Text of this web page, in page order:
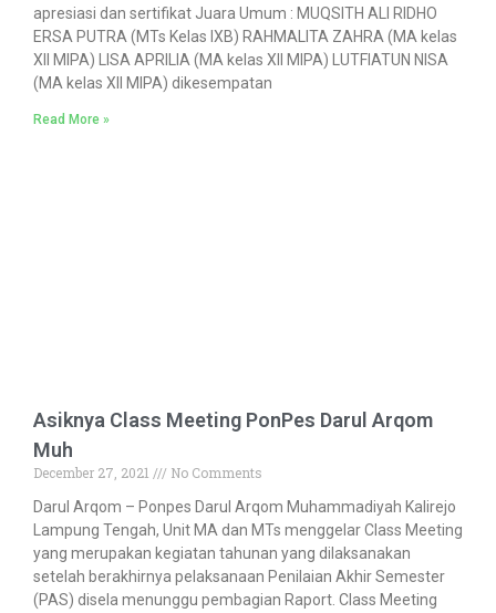
apresiasi dan sertifikat Juara Umum : MUQSITH ALI RIDHO
ERSA PUTRA (MTs Kelas IXB) RAHMALITA ZAHRA (MA kelas
XII MIPA) LISA APRILIA (MA kelas XII MIPA) LUTFIATUN NISA
(MA kelas XII MIPA) dikesempatan
Read More »
Asiknya Class Meeting PonPes Darul Arqom
Muh
December 27, 2021
No Comments
Darul Arqom – Ponpes Darul Arqom Muhammadiyah Kalirejo
Lampung Tengah, Unit MA dan MTs menggelar Class Meeting
yang merupakan kegiatan tahunan yang dilaksanakan
setelah berakhirnya pelaksanaan Penilaian Akhir Semester
(PAS) disela menunggu pembagian Raport. Class Meeting